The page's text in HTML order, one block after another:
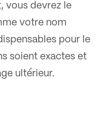
vous devrez le
votre nom
pour le
soient exactes et
ultérieur.